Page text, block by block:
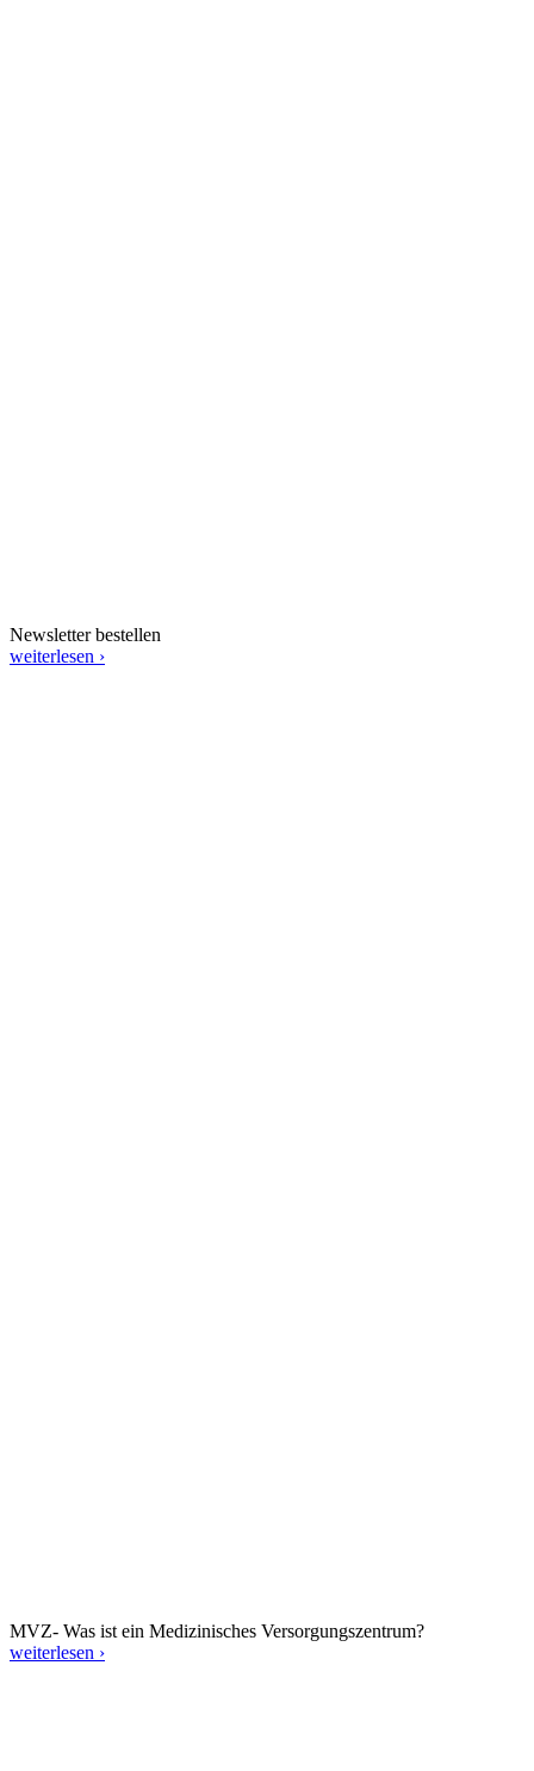
Newsletter bestellen
weiterlesen ›
MVZ- Was ist ein Medizinisches Versorgungszentrum?
weiterlesen ›